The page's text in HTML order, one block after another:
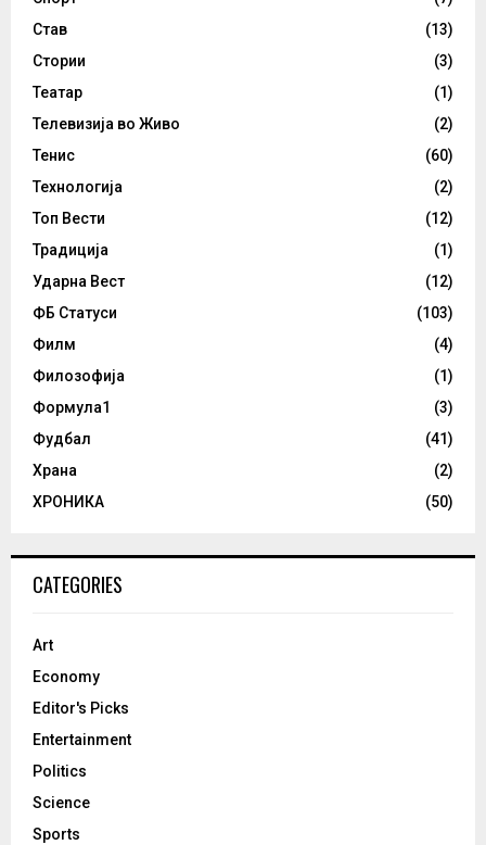
Став
(13)
Стории
(3)
Театар
(1)
Телевизија во Живо
(2)
Тенис
(60)
Технологија
(2)
Топ Вести
(12)
Традиција
(1)
Ударна Вест
(12)
ФБ Статуси
(103)
Филм
(4)
Филозофија
(1)
Формула1
(3)
Фудбал
(41)
Храна
(2)
ХРОНИКА
(50)
CATEGORIES
Art
Economy
Editor's Picks
Entertainment
Politics
Science
Sports